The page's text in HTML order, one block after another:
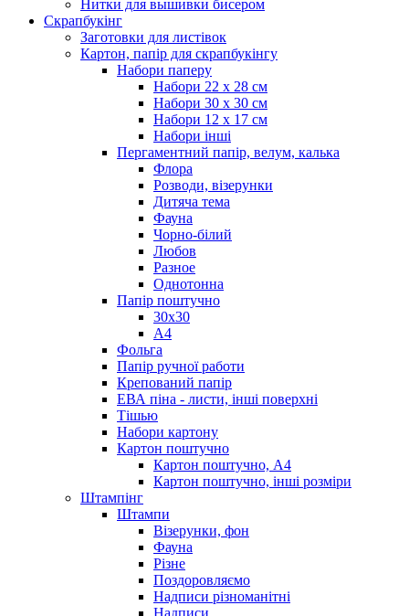
Нитки для вышивки бисером
Скрапбукінг
Заготовки для листівок
Картон, папір для скрапбукінгу
Набори паперу
Набори 22 х 28 см
Набори 30 х 30 см
Набори 12 х 17 см
Набори інші
Пергаментний папір, велум, калька
Флора
Розводи, візерунки
Дитяча тема
Фауна
Чорно-білий
Любов
Разное
Однотонна
Папір поштучно
30х30
А4
Фольга
Папір ручної работи
Крепований папір
ЕВА піна - листи, інші поверхні
Тішью
Набори картону
Картон поштучно
Картон поштучно, А4
Картон поштучно, інші розміри
Штампінг
Штампи
Візерунки, фон
Фауна
Різне
Поздоровляємо
Надписи різноманітні
Надписи